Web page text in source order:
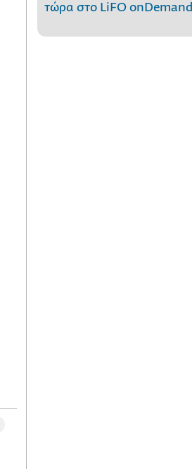
τώρα στo LiFO onDemand